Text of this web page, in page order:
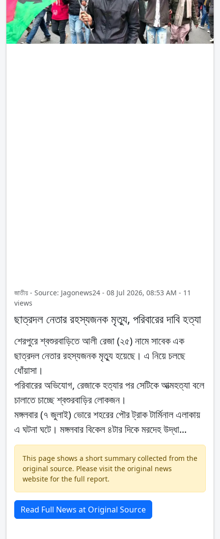
জাতীয় - Source: Jagonews24 - 08 Jul 2026, 08:53 AM - 11
views
ছাত্রদল নেতার রহস্যজনক মৃত্যু, পরিবারের দাবি হত্যা
শেরপুরে শ্বশুরবাড়িতে আলী রেজা (২৫) নামে সাবেক এক
ছাত্রদল নেতার রহস্যজনক মৃত্যু হয়েছে। এ নিয়ে চলছে
ধোঁয়াসা।
পরিবারের অভিযোগ, রেজাকে হত্যার পর সেটিকে আত্মহত্যা বলে
চালাতে চাচ্ছে শ্বশুরবাড়ির লোকজন।
মঙ্গলবার (৭ জুলাই) ভোরে শহরের পৌর ট্রাক টার্মিনাল এলাকায়
এ ঘটনা ঘটে। মঙ্গলবার বিকেল ৪টার দিকে মরদেহ উদ্ধা...
This page shows a short summary collected from the
original source. Please visit the original news
website for the full report.
Read Full News at Original Source